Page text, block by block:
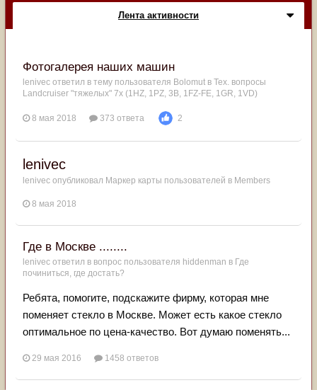
Лента активности
Фотогалерея наших машин
leniveс ответил в тему пользователя Bolomut в Тех. вопросы
Landcruiser "тяжелых" 7x (1HZ, 1PZ, 3B, 1FZ-FE, 1GR, 1VD)
8 мая 2018 373 ответа 2
leniveс
leniveс опубликовал Маркер карты пользователей в Members
8 мая 2018
Где в Москве ........
leniveс ответил в вопрос пользователя hiddenman в Где
починиться, где достать?
Ребята, помогите, подскажите фирму, которая мне
поменяет стекло в Москве. Может есть какое стекло
оптимальное по цена-качество. Вот думаю поменять...
29 мая 2016 1458 ответов